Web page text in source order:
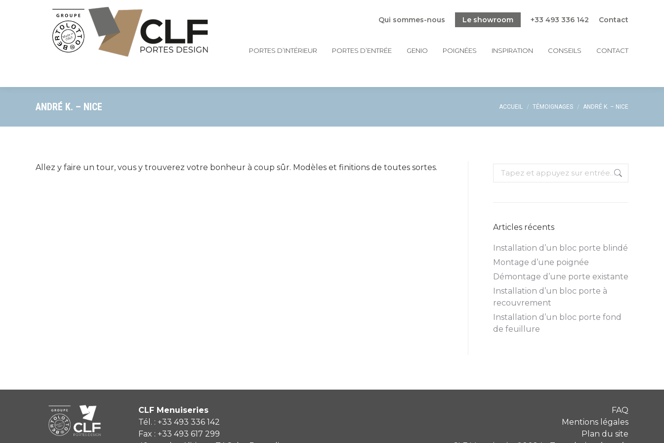
Qui sommes-nous Le showroom +33 493 336 142 Contact
PORTES D’INTÉRIEUR PORTES D’ENTRÉE GENIO POIGNÉES INSPIRATION CONSEILS CONTACT
ANDRÉ K. – NICE Vous êtes ici :
ACCUEIL TÉMOIGNAGES ANDRÉ K. – NICE
Allez y faire un tour, vous y trouverez votre bonheur à coup sûr. Modèles et finitions de toutes sortes.
Recherche
:
Articles récents
Installation d’un bloc porte blindé
Montage d’une poignée
Démontage d’une porte existante
Installation d’un bloc porte à
recouvrement
Installation d’un bloc porte fond
de feuillure
CLF Menuiseries
Tél. : +33 493 336 142
Fax : +33 493 617 299
FAQ
Mentions légales
Plan du site